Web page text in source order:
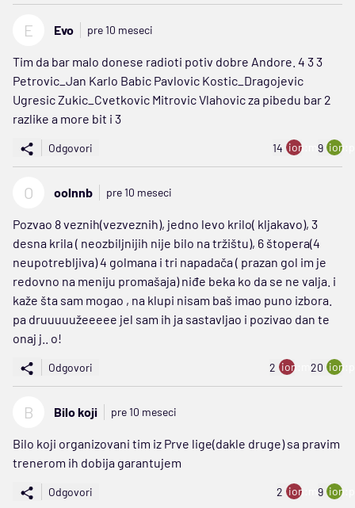
E Evo pre 10 meseci
Tim da bar malo donese radioti potiv dobre Andore. 4 3 3
Petrovic_Jan Karlo Babic Pavlovic Kostic_Dragojevic
Ugresic Zukic_Cvetkovic Mitrovic Vlahovic za pibedu bar 2
razlike a more bit i 3
Odgovori 14 ion:minus
9
O oolnnb pre 10 meseci
Pozvao 8 veznih(vezveznih), jedno levo krilo( kljakavo), 3
desna krila ( neozbiljnijih nije bilo na tržištu), 6 štopera(4
neupotrebljiva) 4 golmana i tri napadača ( prazan gol im je
redovno na meniju promašaja) niđe beka ko da se ne valja. i
kaže šta sam mogao , na klupi nisam baš imao puno izbora.
pa druuuuužeeeee jel sam ih ja sastavljao i pozivao dan te
onaj j.. o!
Odgovori 2 ion:minus
20
B Bilo koji pre 10 meseci
Bilo koji organizovani tim iz Prve lige(dakle druge) sa pravim
trenerom ih dobija garantujem
Odgovori 2 ion:minus
9